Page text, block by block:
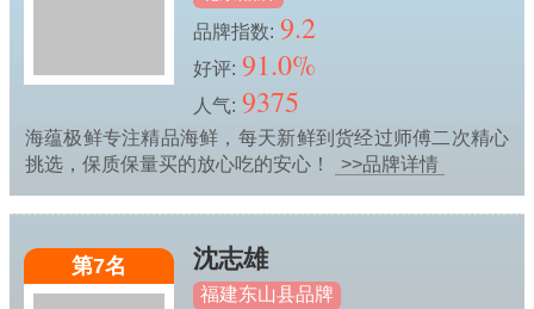
品牌指数: 9.2
好评: 91.0%
人气: 9375
海蕴极鲜专注精品海鲜，每天新鲜到货经过师傅二次精心
挑选，保质保量买的放心吃的安心！
>>品牌详情
第7名 沈志雄
福建东山县品牌